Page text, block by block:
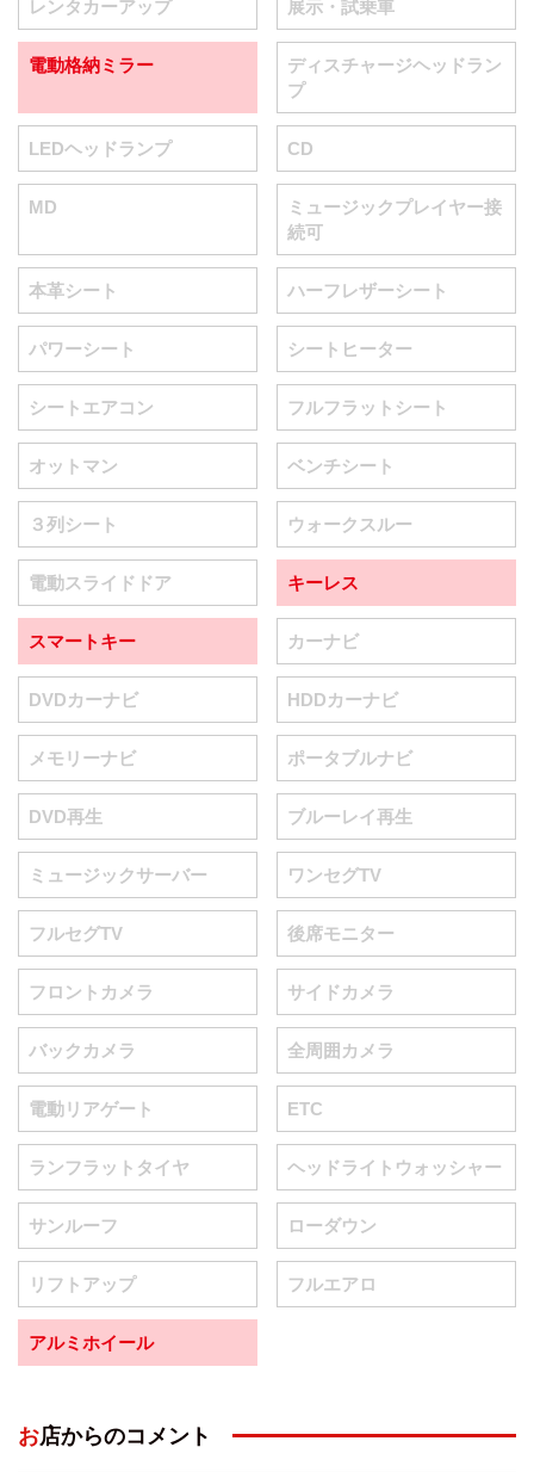
レンタカーアップ 展示・試乗車
電動格納ミラー
ディスチャージヘッドラン
プ
LEDヘッドランプ CD
MD
ミュージックプレイヤー接
続可
本革シート ハーフレザーシート
パワーシート シートヒーター
シートエアコン フルフラットシート
オットマン ベンチシート
３列シート ウォークスルー
電動スライドドア キーレス
スマートキー カーナビ
DVDカーナビ HDDカーナビ
メモリーナビ ポータブルナビ
DVD再生 ブルーレイ再生
ミュージックサーバー ワンセグTV
フルセグTV 後席モニター
フロントカメラ サイドカメラ
バックカメラ 全周囲カメラ
電動リアゲート ETC
ランフラットタイヤ ヘッドライトウォッシャー
サンルーフ ローダウン
リフトアップ フルエアロ
アルミホイール
お店からのコメント